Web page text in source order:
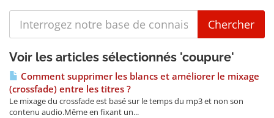
Voir les articles sélectionnés 'coupure'
Comment supprimer les blancs et améliorer le mixage
(crossfade) entre les titres ?
Le mixage du crossfade est basé sur le temps du mp3 et non son
contenu audio.Même en fixant un...